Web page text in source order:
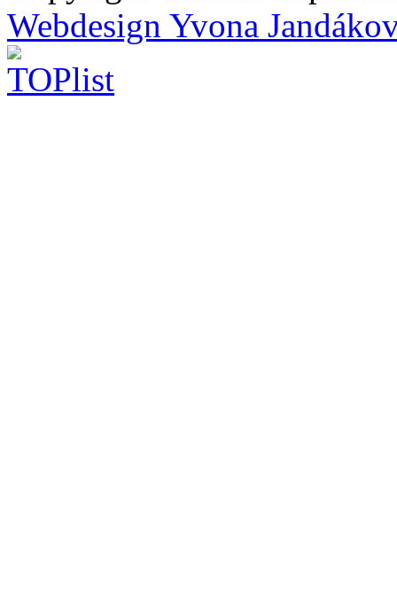
Webdesign Yvona